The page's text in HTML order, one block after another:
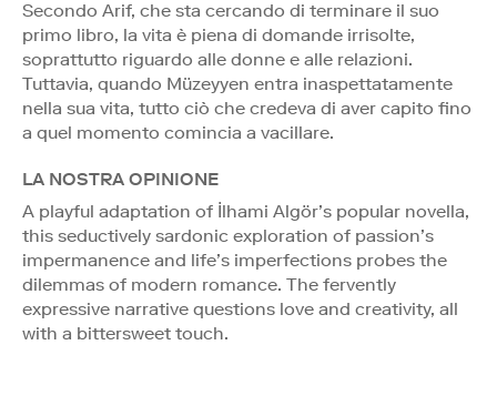
Secondo Arif, che sta cercando di terminare il suo
primo libro, la vita è piena di domande irrisolte,
soprattutto riguardo alle donne e alle relazioni.
Tuttavia, quando Müzeyyen entra inaspettatamente
nella sua vita, tutto ciò che credeva di aver capito fino
a quel momento comincia a vacillare.
LA NOSTRA OPINIONE
A playful adaptation of İlhami Algör’s popular novella,
this seductively sardonic exploration of passion’s
impermanence and life’s imperfections probes the
dilemmas of modern romance. The fervently
expressive narrative questions love and creativity, all
with a bittersweet touch.